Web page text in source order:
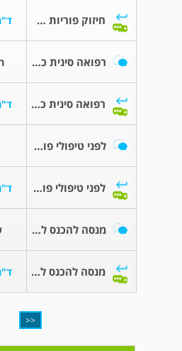
חיזוק פוריות של הגבר
רפואה סינית כתחליף לצילום רחם?
רפואה סינית כתחליף לצילום רחם?
לפני טיפולי פוריות רגילים
לפני טיפולי פוריות רגילים
מנסה להכנס להריון שנה וחצי
מנסה להכנס להריון שנה וחצי
<<